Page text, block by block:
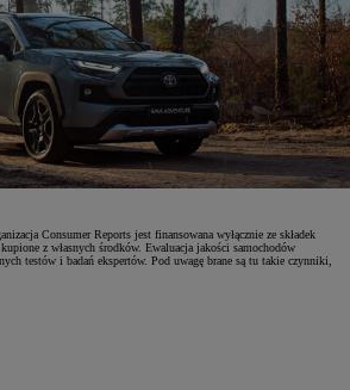
Consumer Reports jest finansowana wyłącznie ze składek
z własnych środków. Ewaluacja jakości samochodów
testów i badań ekspertów. Pod uwagę brane są tu takie czynniki,